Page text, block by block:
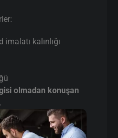
kalınlığı
olmadan konuşan
.